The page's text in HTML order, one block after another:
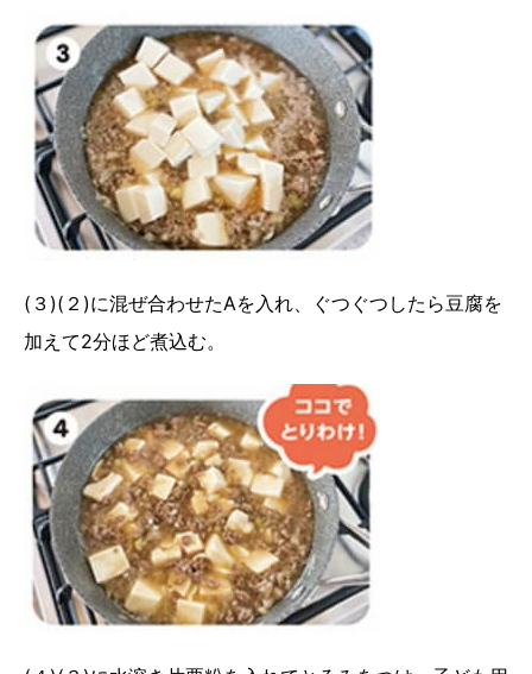
(３)(２)に混ぜ合わせたAを入れ、ぐつぐつしたら豆腐を
加えて2分ほど煮込む。